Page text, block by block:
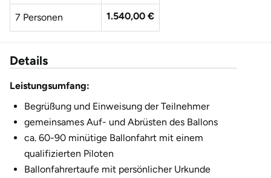
7 Personen 1.540,00 €
Details
Leistungsumfang:
Begrüßung und Einweisung der Teilnehmer
gemeinsames Auf- und Abrüsten des Ballons
ca. 60-90 minütige Ballonfahrt mit einem
qualifizierten Piloten
Ballonfahrertaufe mit persönlicher Urkunde